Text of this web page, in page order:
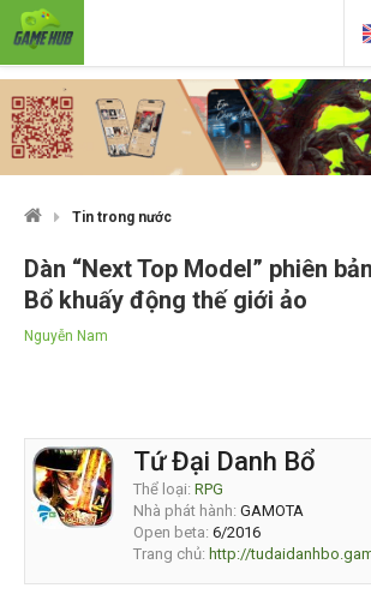
Tin trong nước
Dàn “Next Top Model” phiên
Bổ khuấy động thế giới ảo
Nguyễn Nam
Tứ Đại Danh Bổ
Thể loại: RPG
Nhà phát hành: GAMOTA
Open beta: 6/2016
Trang chủ: http://